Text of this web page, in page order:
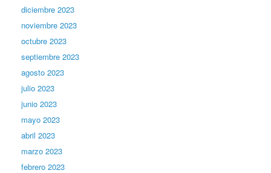
diciembre 2023
noviembre 2023
octubre 2023
septiembre 2023
agosto 2023
julio 2023
junio 2023
mayo 2023
abril 2023
marzo 2023
febrero 2023